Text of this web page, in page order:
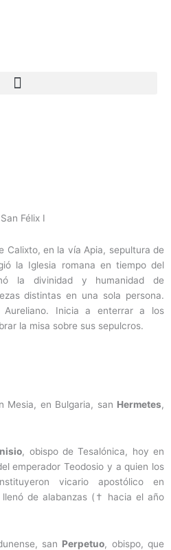
Calixto, en la vía Apia, sepultura de
la Iglesia romana en tiempo del
la divinidad y humanidad de
distintas en una sola persona.
Aureliano. Inicia a enterrar a los
la misa sobre sus sepulcros.
Mesia, en Bulgaria, san Hermetes,
, obispo de Tesalónica, hoy en
emperador Teodosio y a quien los
vicario apostólico en
llenó de alabanzas († hacia el año
san Perpetuo, obispo, que